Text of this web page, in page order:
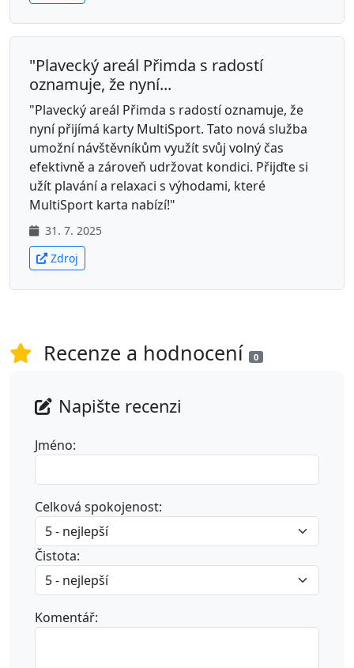
"Plavecký areál Přimda s radostí
oznamuje, že nyní...
"Plavecký areál Přimda s radostí oznamuje, že
nyní přijímá karty MultiSport. Tato nová služba
umožní návštěvníkům využít svůj volný čas
efektivně a zároveň udržovat kondici. Přijďte si
užít plavání a relaxaci s výhodami, které
MultiSport karta nabízí!"
31. 7. 2025
Zdroj
Recenze a hodnocení 0
Napište recenzi
Jméno:
Celková spokojenost:
Čistota:
Komentář: